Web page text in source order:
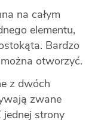
na całym
elementu,
Bardzo
otworzyć.
z dwóch
zwane
strony